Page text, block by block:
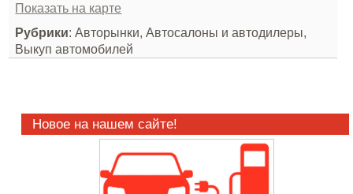
Показать на карте
Рубрики: Авторынки, Автосалоны и автодилеры,
Выкуп автомобилей
Новое на нашем сайте!